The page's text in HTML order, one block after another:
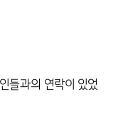
들과의 연락이 있었